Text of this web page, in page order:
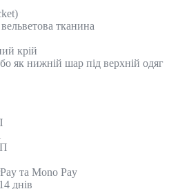
тканина
крій
як нижній шар під верхній одяг
та Mono Pay
днів